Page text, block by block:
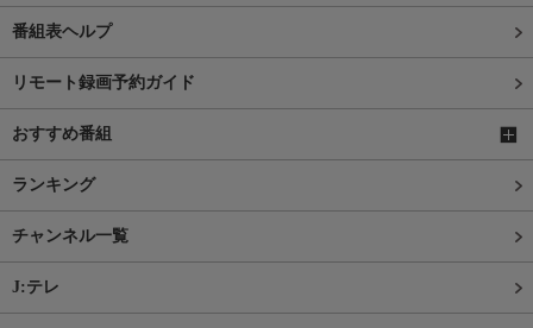
番組表ヘルプ
リモート録画予約ガイド
おすすめ番組
ランキング
チャンネル一覧
J:テレ